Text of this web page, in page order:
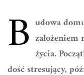
B udowa
życia.
dość stresujący,